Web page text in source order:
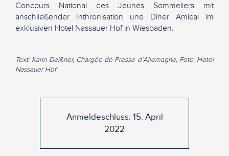
Concours National des Jeunes Sommeliers mit
anschließender Inthronisation und Dîner Amical im
exklusiven Hotel Nassauer Hof in Wiesbaden.
Text: Karin Deißner, Chargée de Presse d`Allemagne, Foto: Hotel
Nassauer Hof
Anmeldeschluss: 15. April
2022